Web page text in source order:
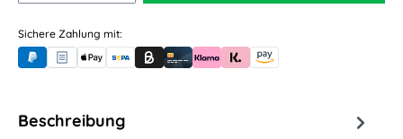
Sichere Zahlung mit:
PayPalRechnungskauf (für Behörden)
Apple PayBanküberweisung (vorab)
Rechnungskauf (Billie)
Kreditkarte
Rechnung oder Ratenkauf (Klarna)
Sofortüberweisung (Klarna)
Amazon Pay
Beschreibung